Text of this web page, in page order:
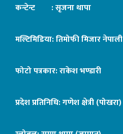
कन्टेन्ट : सृजना थापा
मल्टिमिडिया: तिमोफी मिजार नेपाली
फोटो पत्रकार: राकेश भण्डारी
प्रदेश प्रतिनिधि: गणेश क्षेत्री (पोखरा)